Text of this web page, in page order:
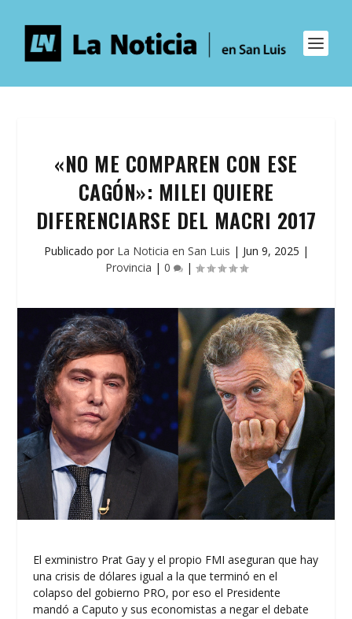
«NO ME COMPAREN CON ESE
CAGÓN»: MILEI QUIERE
DIFERENCIARSE DEL MACRI 2017
Publicado por La Noticia en San Luis | Jun 9, 2025 |
Provincia | 0 |
El exministro Prat Gay y el propio FMI aseguran que hay
una crisis de dólares igual a la que terminó en el
colapso del gobierno PRO, por eso el Presidente
mandó a Caputo y sus economistas a negar el debate